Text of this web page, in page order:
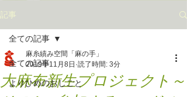
記事
全ての記事
よりひめのおしごと
全ての記事
大麻布新生プロジェクト～
麻糸績み空間「麻の手」
2019年11月8日 読了時間: 3分